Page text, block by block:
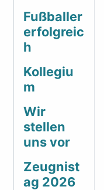
Fußballer
erfolgreic
h
Kollegiu
m
Wir
stellen
uns vor
Zeugnist
ag 2026